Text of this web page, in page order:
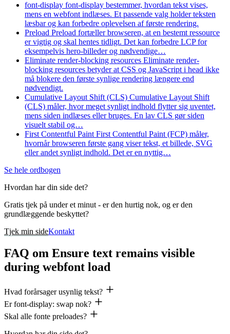
font-display font-display bestemmer, hvordan tekst vises,
mens en webfont indlæses. Et passende valg holder teksten
læsbar og kan forbedre oplevelsen af første rendering.
Preload Preload fortæller browseren, at en bestemt ressource
er vigtig og skal hentes tidligt. Det kan forbedre LCP for
eksempelvis hero-billeder og nødvendige…
Eliminate render-blocking resources Eliminate render-
blocking resources betyder at CSS og JavaScript i head ikke
må blokere den første synlige rendering længere end
nødvendigt.
Cumulative Layout Shift (CLS) Cumulative Layout Shift
(CLS) måler, hvor meget synligt indhold flytter sig uventet,
mens siden indlæses eller bruges. En lav CLS gør siden
visuelt stabil og…
First Contentful Paint First Contentful Paint (FCP) måler,
hvornår browseren første gang viser tekst, et billede, SVG
eller andet synligt indhold. Det er en nyttig…
Se hele ordbogen
Hvordan har din side det?
Gratis tjek på under et minut - er den hurtig nok, og er den
grundlæggende beskyttet?
Tjek min sideKontakt
FAQ om Ensure text remains visible
during webfont load
Hvad forårsager usynlig tekst?
Er font-display: swap nok?
Skal alle fonte preloades?